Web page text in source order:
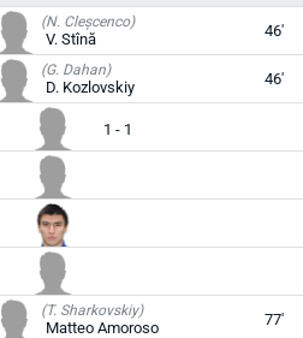
(N. Cleșcenco)
V. Stînă 46'
(G. Dahan)
D. Kozlovskiy 46'
1 - 1
(T. Sharkovskiy)
Matteo Amoroso 77'